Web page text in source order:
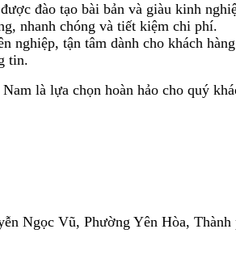
đào tạo bài bản và giàu kinh
nhanh chóng và tiết kiệm chi phí.
nghiệp, tận tâm dành cho khách
tin.
là lựa chọn hoàn hảo cho quý
Ngọc Vũ, Phường Yên Hòa,